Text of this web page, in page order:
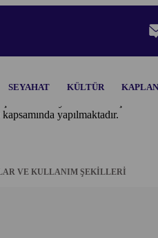
SEYAHAT KÜLTÜR
metinde yer alan tüm içerik ve
yapılmaktadır.
VE KULLANIM ŞEKİLLERİ